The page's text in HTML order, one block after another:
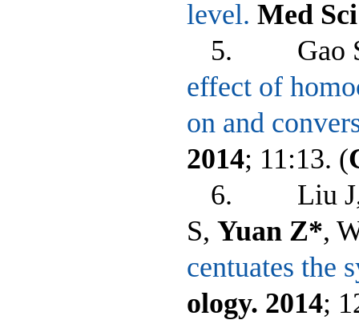
level. Med
5. Gao S,
effect of
on and
2014; 11:13. (
6. Liu J,
S, Yuan Z*,
centuates the
ology. 2014;